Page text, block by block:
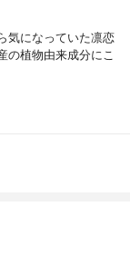
気になっていた凛恋
の植物由来成分にこ